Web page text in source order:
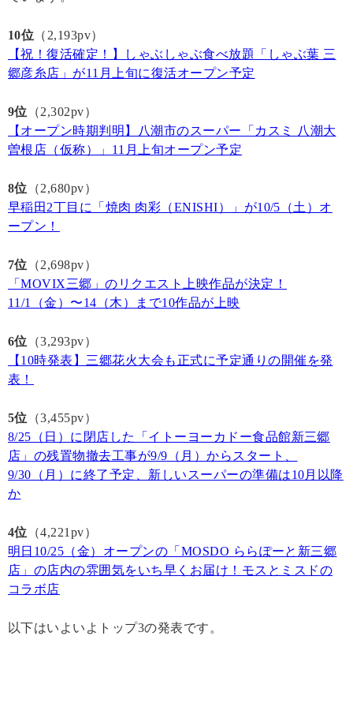
10位 （2,193pv）
【祝！復活確定！】しゃぶしゃぶ食べ放題「しゃぶ葉 三
郷彦糸店」が11月上旬に復活オープン予定
9位 （2,302pv）
【オープン時期判明】八潮市のスーパー「カスミ 八潮大
曽根店（仮称）」11月上旬オープン予定
8位 （2,680pv）
早稲田2丁目に「焼肉 肉彩（ENISHI）」が10/5（土）オ
ープン！
7位 （2,698pv）
「MOVIX三郷」のリクエスト上映作品が決定！
11/1（金）〜14（木）まで10作品が上映
6位 （3,293pv）
【10時発表】三郷花火大会も正式に予定通りの開催を発
表！
5位 （3,455pv）
8/25（日）に閉店した「イトーヨーカドー食品館新三郷
店」の残置物撤去工事が9/9（月）からスタート、
9/30（月）に終了予定、新しいスーパーの準備は10月以降
か
4位 （4,221pv）
明日10/25（金）オープンの「MOSDO ららぽーと新三郷
店」の店内の雰囲気をいち早くお届け！モスとミスドの
コラボ店
以下はいよいよトップ3の発表です。